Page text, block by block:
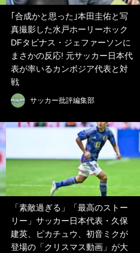
｢合成かと思った｣本田圭佑と写
真撮影した水戸ホーリーホック
DFタビナス・ジェファーソンに
まさかの反応! 元サッカー日本代
表が率いるカンボジア代表と対
戦
サッカー批評編集部
「素敵過ぎる」「最高のストー
リー」サッカー日本代表・久保
建英、ピカチュウ、初音ミクが
登場の「クリスマス動画」が大